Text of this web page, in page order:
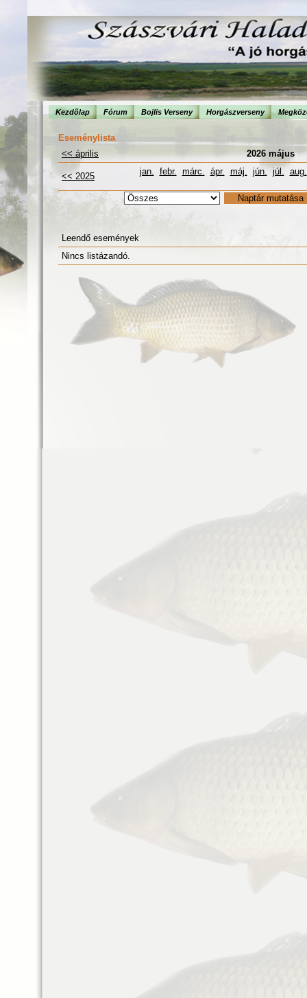
Kezdõlap Fórum Bojlis Verseny Horgászverseny
Eseménylista
<< április
2026 május
<< 2025 jan. febr. márc. ápr. máj. jún. júl. aug.
Leendő események
Nincs listázandó.